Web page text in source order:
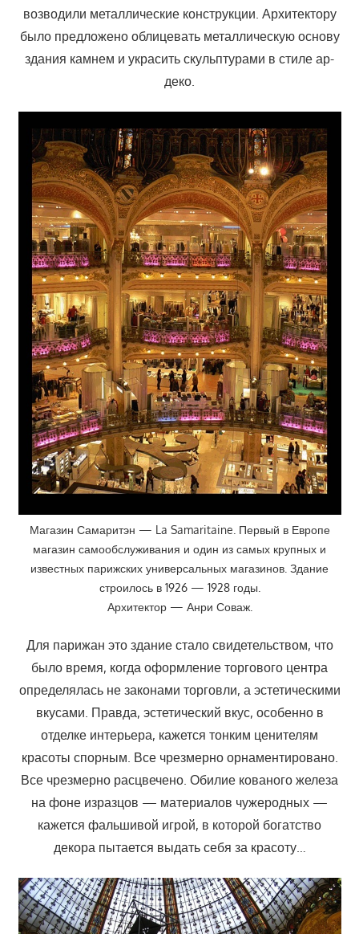
возводили металлические конструкции. Архитектору
было предложено облицевать металлическую основу
здания камнем и украсить скульптурами в стиле ар-
деко.
Магазин Самаритэн — La Samaritaine. Первый в Европе
магазин самообслуживания и один из самых крупных и
известных парижских универсальных магазинов. Здание
строилось в 1926 — 1928 годы.
Архитектор — Анри Соваж.
Для парижан это здание стало свидетельством, что
было время, когда оформление торгового центра
определялась не законами торговли, а эстетическими
вкусами. Правда, эстетический вкус, особенно в
отделке интерьера, кажется тонким ценителям
красоты спорным. Все чрезмерно орнаментировано.
Все чрезмерно расцвечено. Обилие кованого железа
на фоне изразцов — материалов чужеродных —
кажется фальшивой игрой, в которой богатство
декора пытается выдать себя за красоту…